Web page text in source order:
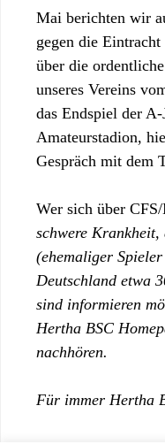
Mai berichten wir
gegen die
über die
unseres Vereins
das Endspiel der
Amateurstadion,
Gespräch mit dem
Wer sich über
schwere Krankheit,
(ehemaliger
Deutschland etwa
sind informieren
Hertha BSC
nachhören.
Für immer Hertha